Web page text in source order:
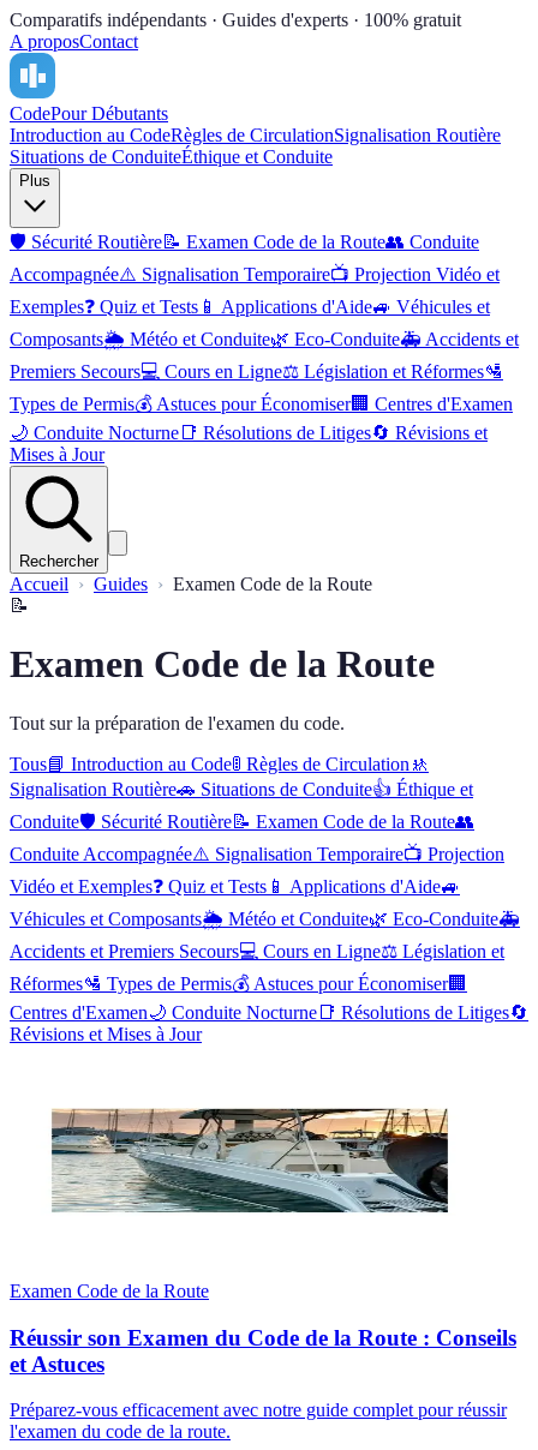
Comparatifs indépendants · Guides d'experts · 100% gratuit
A proposContact
CodePour Débutants
Introduction au CodeRègles de CirculationSignalisation Routière
Situations de ConduiteÉthique et Conduite
Plus
🛡️ Sécurité Routière📝 Examen Code de la Route👥 Conduite
Accompagnée⚠️ Signalisation Temporaire📺 Projection Vidéo et
Exemples❓ Quiz et Tests 📱 Applications d'Aide🚙 Véhicules et
Composants🌦️ Météo et Conduite🌿 Eco-Conduite🚑 Accidents et
Premiers Secours💻 Cours en Ligne⚖️ Législation et Réformes🛂
Types de Permis💰 Astuces pour Économiser🏢 Centres d'Examen
🌙 Conduite Nocturne 📑 Résolutions de Litiges🔄 Révisions et
Mises à Jour
Rechercher
Accueil Guides
Examen Code de la Route
📝
Examen Code de la Route
Tout sur la préparation de l'examen du code.
Tous📘 Introduction au Code🚦 Règles de Circulation 🚸
Signalisation Routière🚗 Situations de Conduite👍 Éthique et
Conduite🛡️ Sécurité Routière📝 Examen Code de la Route👥
Conduite Accompagnée⚠️ Signalisation Temporaire📺 Projection
Vidéo et Exemples❓ Quiz et Tests 📱 Applications d'Aide🚙
Véhicules et Composants🌦️ Météo et Conduite🌿 Eco-Conduite🚑
Accidents et Premiers Secours💻 Cours en Ligne⚖️ Législation et
Réformes🛂 Types de Permis💰 Astuces pour Économiser🏢
Centres d'Examen🌙 Conduite Nocturne 📑 Résolutions de Litiges🔄
Révisions et Mises à Jour
Examen Code de la Route
Réussir son Examen du Code de la Route : Conseils
et Astuces
Préparez-vous efficacement avec notre guide complet pour réussir
l'examen du code de la route.